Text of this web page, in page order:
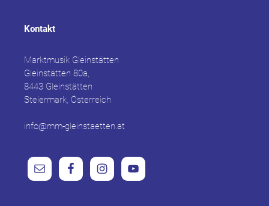
Kontakt
Marktmusik Gleinstätten
Gleinstätten 80a,
8443 Gleinstätten
Steiermark, Österreich
info@mm-gleinstaetten.at